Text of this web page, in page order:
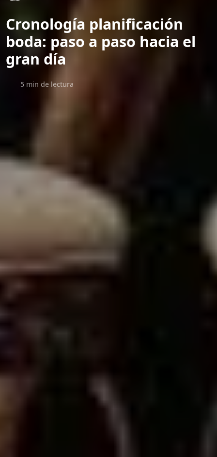
Cronología planificación
boda: paso a paso hacia el
gran día
5 min de lectura